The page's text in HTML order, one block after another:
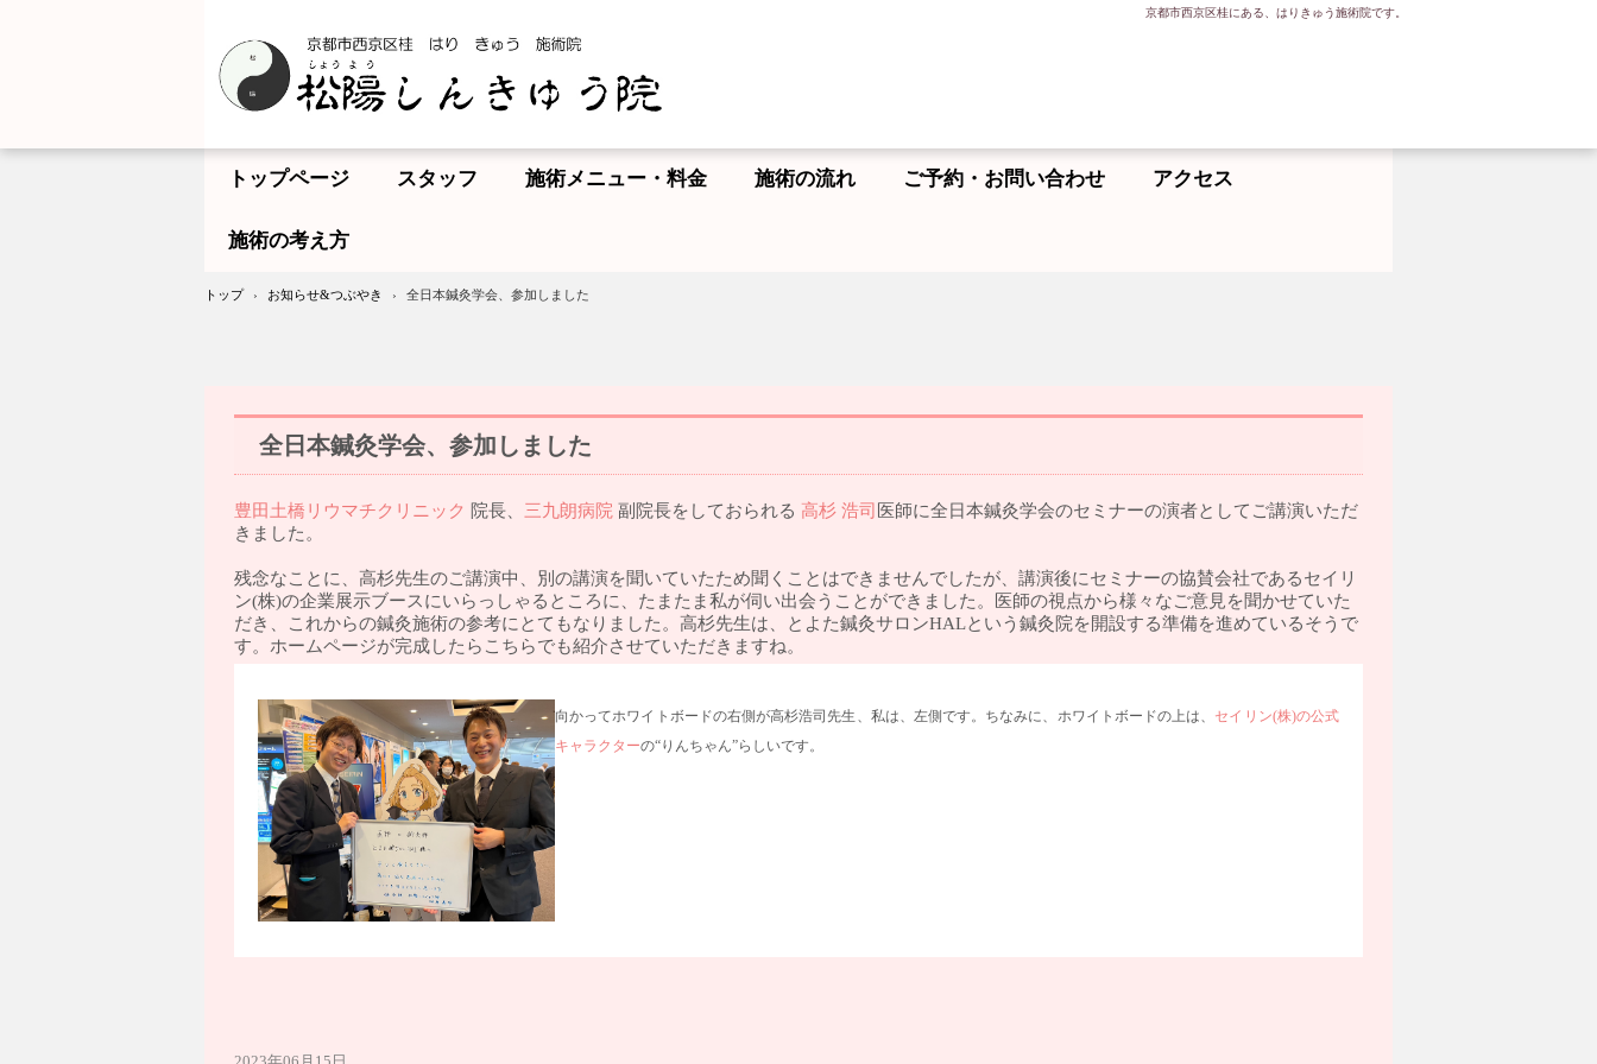
京都市西京区桂にある、はりきゅう施術院です。
トップページ スタッフ 施術メニュー・料金 施術の流れ ご予約・お問い合わせ アクセス
施術の考え方
トップ › お知らせ&つぶやき › 全日本鍼灸学会、参加しました
全日本鍼灸学会、参加しました
豊田土橋リウマチクリニック 院長、 三九朗病院 副院長をしておられる 高杉 浩司 医師に全日本鍼灸学会のセミナーの演者としてご講演いただ
きました。
残念なことに、高杉先生のご講演中、別の講演を聞いていたため聞くことはできませんでしたが、講演後にセミナーの協賛会社であるセイリ
ン(株)の企業展示ブースにいらっしゃるところに、たまたま私が伺い出会うことができました。医師の視点から様々なご意見を聞かせていた
だき、これからの鍼灸施術の参考にとてもなりました。高杉先生は、とよた鍼灸サロンHALという鍼灸院を開設する準備を進めているそうで
す。ホームページが完成したらこちらでも紹介させていただきますね。
向かってホワイトボードの右側が高杉浩司先生、私は、左側です。ちなみに、ホワイトボードの上は、 セイリン(株)の公式
キャラクターの“りんちゃん”らしいです。